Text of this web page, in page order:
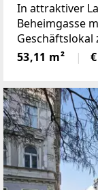
In attraktiver
Beheimgasse
Geschäftslokal
umfasst
vermietete
53,11 m²